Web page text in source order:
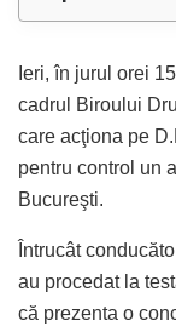
Ieri, în jurul orei
cadrul Biroului
care acţiona pe
pentru control un
Bucureşti.
Întrucât
au procedat la
că prezenta o